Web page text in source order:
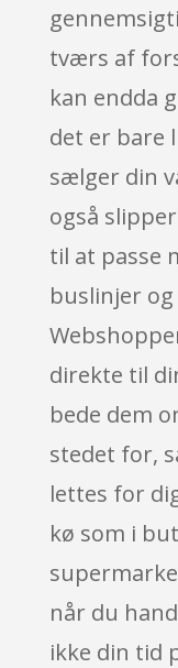
tværs af
kan endda
det er bare
sælger din
også
til at passe
buslinjer
direkte til
bede dem
stedet for,
lettes for
kø som i
når du
ikke din tid